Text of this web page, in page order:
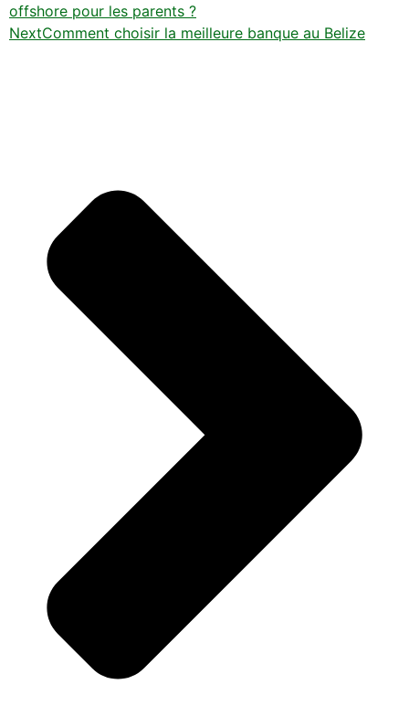
offshore pour les parents ?
NextComment choisir la meilleure banque au Belize